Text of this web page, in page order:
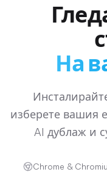
На
изберете вашия
AI дублаж и
Chrome &